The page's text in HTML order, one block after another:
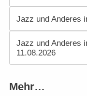
Jazz und Anderes
Jazz und Anderes
11.08.2026
Mehr…